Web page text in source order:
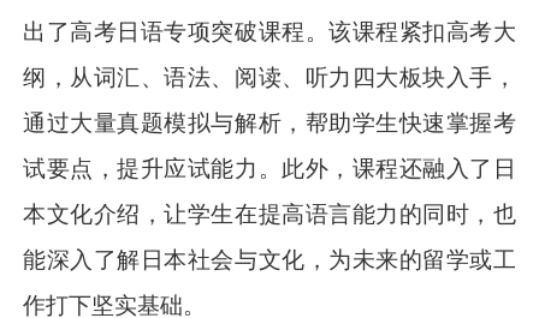
出了高考日语专项突破课程。该课程紧扣高考大
纲，从词汇、语法、阅读、听力四大板块入手，
通过大量真题模拟与解析，帮助学生快速掌握考
试要点，提升应试能力。此外，课程还融入了日
本文化介绍，让学生在提高语言能力的同时，也
能深入了解日本社会与文化，为未来的留学或工
作打下坚实基础。